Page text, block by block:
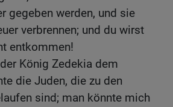
gegeben werden, und sie
verbrennen; und du wirst
entkommen!
König Zedekia dem
die Juden, die zu den
sind; man könnte mich